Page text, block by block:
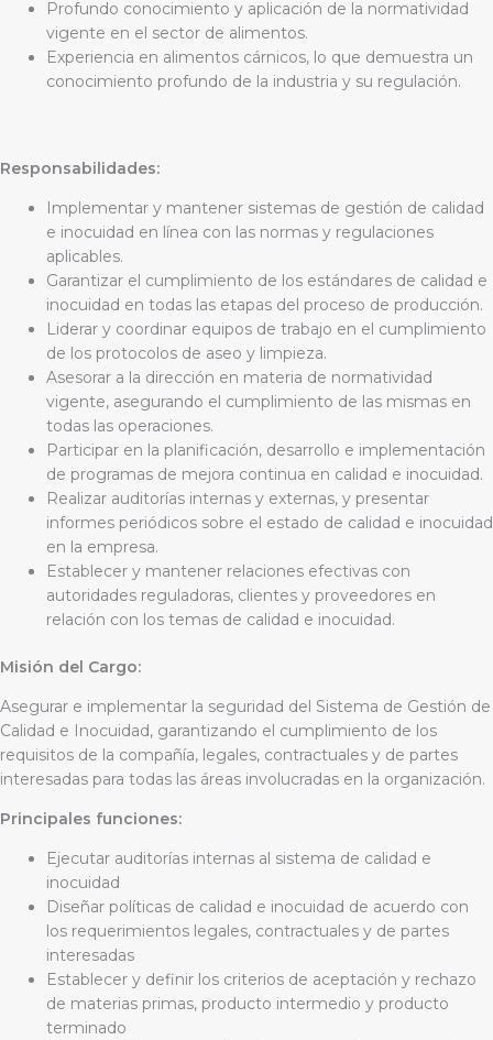
Profundo conocimiento y aplicación de la normatividad
vigente en el sector de alimentos.
Experiencia en alimentos cárnicos, lo que demuestra un
conocimiento profundo de la industria y su regulación.
Responsabilidades:
Implementar y mantener sistemas de gestión de calidad
e inocuidad en línea con las normas y regulaciones
aplicables.
Garantizar el cumplimiento de los estándares de calidad e
inocuidad en todas las etapas del proceso de producción.
Liderar y coordinar equipos de trabajo en el cumplimiento
de los protocolos de aseo y limpieza.
Asesorar a la dirección en materia de normatividad
vigente, asegurando el cumplimiento de las mismas en
todas las operaciones.
Participar en la planificación, desarrollo e implementación
de programas de mejora continua en calidad e inocuidad.
Realizar auditorías internas y externas, y presentar
informes periódicos sobre el estado de calidad e inocuidad
en la empresa.
Establecer y mantener relaciones efectivas con
autoridades reguladoras, clientes y proveedores en
relación con los temas de calidad e inocuidad.
Misión del Cargo:
Asegurar e implementar la seguridad del Sistema de Gestión de
Calidad e Inocuidad, garantizando el cumplimiento de los
requisitos de la compañía, legales, contractuales y de partes
interesadas para todas las áreas involucradas en la organización.
Principales funciones:
Ejecutar auditorías internas al sistema de calidad e
inocuidad
Diseñar políticas de calidad e inocuidad de acuerdo con
los requerimientos legales, contractuales y de partes
interesadas
Establecer y definir los criterios de aceptación y rechazo
de materias primas, producto intermedio y producto
terminado